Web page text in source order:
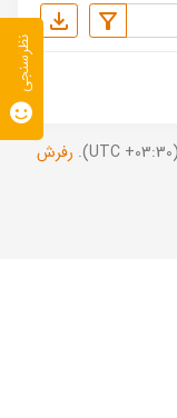
رفرش
نظرسنجی